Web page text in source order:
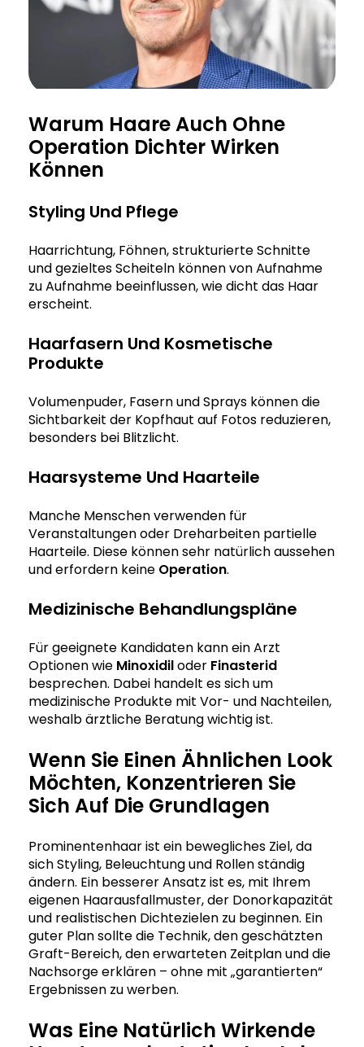
Warum Haare Auch Ohne
Operation Dichter Wirken
Können
Styling Und Pflege
Haarrichtung, Föhnen, strukturierte Schnitte
und gezieltes Scheiteln können von Aufnahme
zu Aufnahme beeinflussen, wie dicht das Haar
erscheint.
Haarfasern Und Kosmetische
Produkte
Volumenpuder, Fasern und Sprays können die
Sichtbarkeit der Kopfhaut auf Fotos reduzieren,
besonders bei Blitzlicht.
Haarsysteme Und Haarteile
Manche Menschen verwenden für
Veranstaltungen oder Dreharbeiten partielle
Haarteile. Diese können sehr natürlich aussehen
und erfordern keine Operation.
Medizinische Behandlungspläne
Für geeignete Kandidaten kann ein Arzt
Optionen wie Minoxidiloder Finasterid
besprechen. Dabei handelt es sich um
medizinische Produkte mit Vor- und Nachteilen,
weshalb ärztliche Beratung wichtig ist.
Wenn Sie Einen Ähnlichen Look
Möchten, Konzentrieren Sie
Sich Auf Die Grundlagen
Prominentenhaar ist ein bewegliches Ziel, da
sich Styling, Beleuchtung und Rollen ständig
ändern. Ein besserer Ansatz ist es, mit Ihrem
eigenen Haarausfallmuster, der Donorkapazität
und realistischen Dichtezielen zu beginnen. Ein
guter Plan sollte die Technik, den geschätzten
Graft-Bereich, den erwarteten Zeitplan und die
Nachsorge erklären – ohne mit „garantierten“
Ergebnissen zu werben.
Was Eine Natürlich Wirkende